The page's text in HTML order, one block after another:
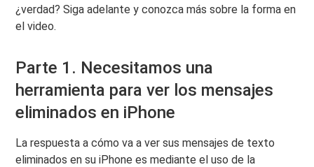
¿verdad? Siga adelante y conozca más sobre la forma en
el video.
Parte 1. Necesitamos una
herramienta para ver los mensajes
eliminados en iPhone
La respuesta a cómo va a ver sus mensajes de texto
eliminados en su iPhone es mediante el uso de la